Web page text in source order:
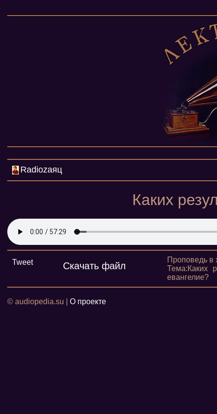
Radiozаяц
Каких
Tweet Скачать файл
Проповедь в
Тема:Каких
евангелие?
© audiopedia.su | О проекте